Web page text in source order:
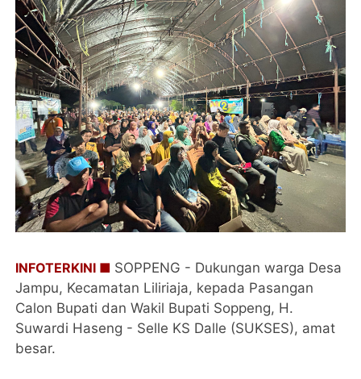
INFOTERKINI ■ SOPPENG - Dukungan warga Desa
Jampu, Kecamatan Liliriaja, kepada Pasangan
Calon Bupati dan Wakil Bupati Soppeng, H.
Suwardi Haseng - Selle KS Dalle (SUKSES), amat
besar.